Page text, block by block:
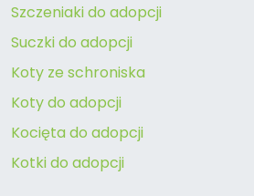
Szczeniaki do adopcji
Suczki do adopcji
Koty ze schroniska
Koty do adopcji
Kocięta do adopcji
Kotki do adopcji